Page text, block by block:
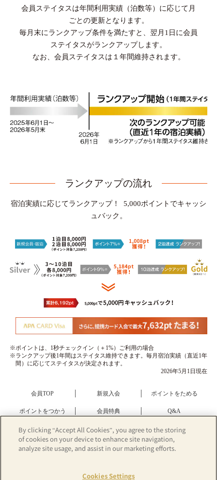
会員ステイタスは年間利用実績（泊数等）に応じて月
ごとの更新となります。
毎月末にランクアップ条件を満たすと、翌月1日に会員
ステイタスがランクアップします。
なお、会員ステイタスは１年間維持されます。
ランクアップの流れ
宿泊実績に応じてランクアップ！ 5,000ポイントでキャッシ
ュバック。
※ポイントは、1秒チェックイン（＋1%）ご利用の場合
※ランクアップ後1年間はステイタス維持できます。毎月宿泊実績（直近1年
間）に応じてステイタスが決定されます。
2026年5月1日現在
会員TOP 新規入会 ポイントをためる
ポイントをつかう 会員特典 Q&A
提携カード
By clicking “Accept All Cookies”, you agree to the storing
of cookies on your device to enhance site navigation,
analyze site usage, and assist in our marketing efforts.
Cookies Settings